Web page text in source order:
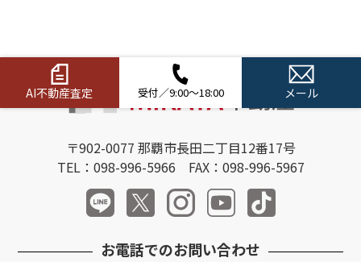
AI不動産査定 受付／9:00～18:00 メール
〒902-0077 那覇市長田二丁目12番17号
TEL：098-996-5966 FAX：098-996-5967
お電話でのお問い合わせ